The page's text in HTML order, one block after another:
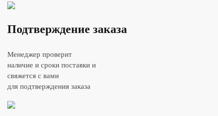
Подтверждение заказа
Менеджер проверит
наличие и сроки поставки и
свяжется с вами
для подтверждения заказа